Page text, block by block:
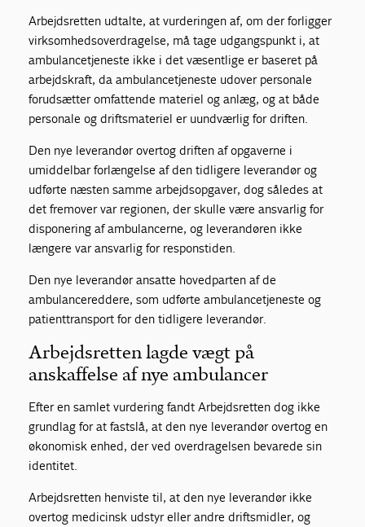
Arbejdsretten udtalte, at vurderingen af, om der forligger
virksomhedsoverdragelse, må tage udgangspunkt i, at
ambulancetjeneste ikke i det væsentlige er baseret på
arbejdskraft, da ambulancetjeneste udover personale
forudsætter omfattende materiel og anlæg, og at både
personale og driftsmateriel er uundværlig for driften.
Den nye leverandør overtog driften af opgaverne i
umiddelbar forlængelse af den tidligere leverandør og
udførte næsten samme arbejdsopgaver, dog således at
det fremover var regionen, der skulle være ansvarlig for
disponering af ambulancerne, og leverandøren ikke
længere var ansvarlig for responstiden.
Den nye leverandør ansatte hovedparten af de
ambulancereddere, som udførte ambulancetjeneste og
patienttransport for den tidligere leverandør.
Arbejdsretten lagde vægt på
anskaffelse af nye ambulancer
Efter en samlet vurdering fandt Arbejdsretten dog ikke
grundlag for at fastslå, at den nye leverandør overtog en
økonomisk enhed, der ved overdragelsen bevarede sin
identitet.
Arbejdsretten henviste til, at den nye leverandør ikke
overtog medicinsk udstyr eller andre driftsmidler, og